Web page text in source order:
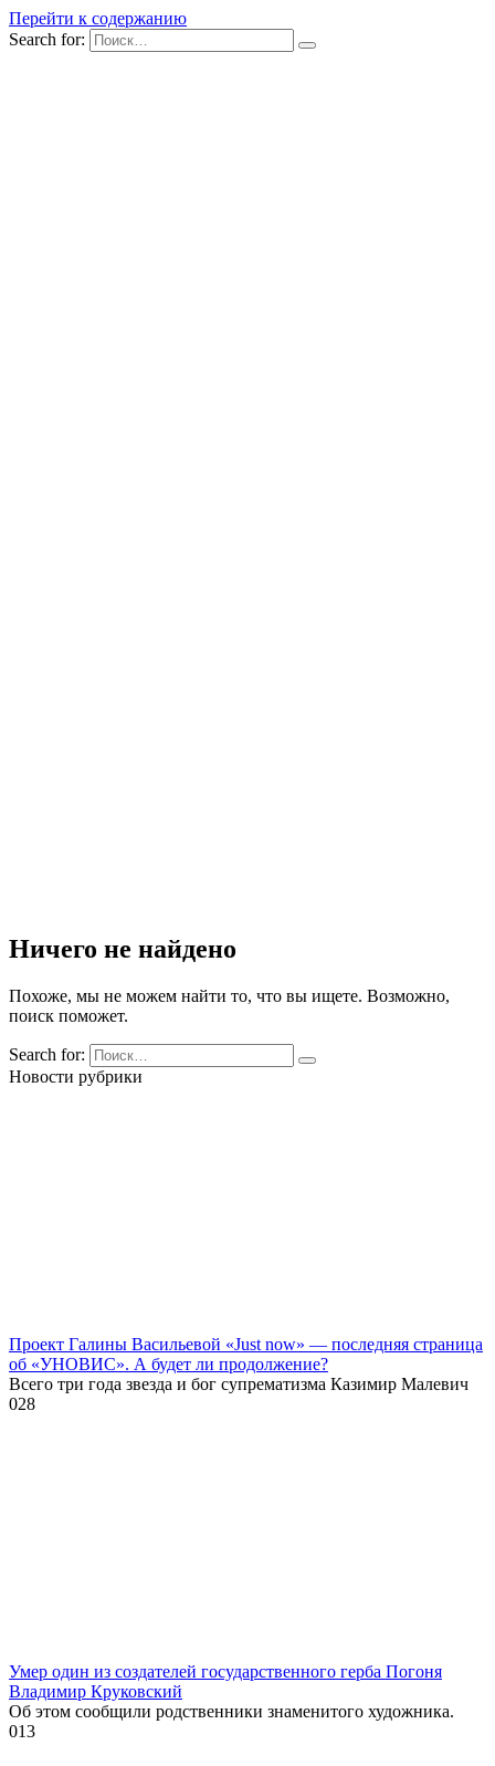
Перейти к содержанию
Search for:
Ничего не найдено
Похоже, мы не можем найти то, что вы ищете. Возможно,
поиск поможет.
Search for:
Новости рубрики
Проект Галины Васильевой «Just now» — последняя страница
об «УНОВИС». А будет ли продолжение?
Всего три года звезда и бог супрематизма Казимир Малевич
028
Умер один из создателей государственного герба Погоня
Владимир Круковский
Об этом сообщили родственники знаменитого художника.
013